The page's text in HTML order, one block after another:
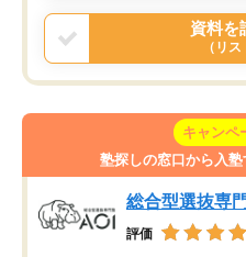
資料を
（リ
キャンペ
塾探しの窓口から入塾
総合型選抜専
評価